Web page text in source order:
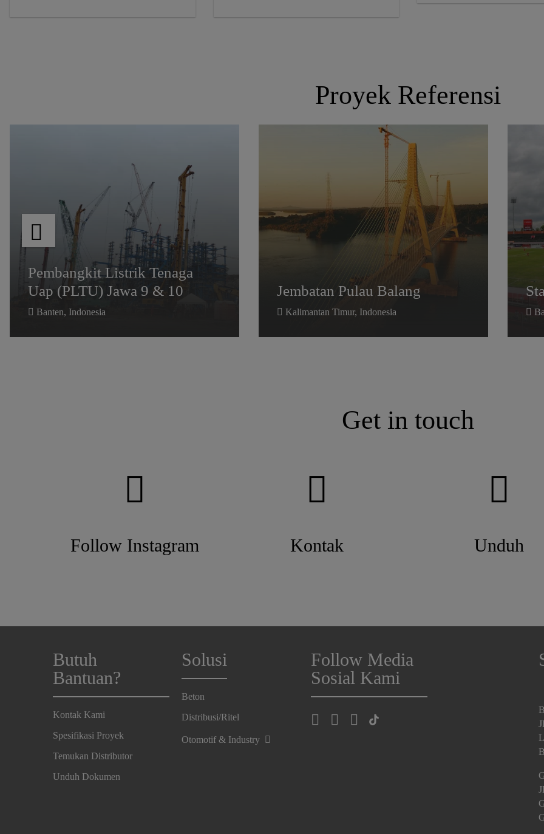
Proyek Referensi
Pembangkit Listrik Tenaga
Uap (PLTU) Jawa 9 & 10
Banten, Indonesia
Pembangkit Listrik Tenaga
Uap (PLTU) Jawa 9 & 10
Jembatan Pulau Balang
Kalimantan Timur, Indonesia
Jembatan Pulau Balang
Get in touch
Follow Instagram Kontak Unduh
Butuh
Bantuan?
Kontak Kami
Spesifikasi Proyek
Temukan Distributor
Unduh Dokumen
Solusi
Beton
Distribusi/Ritel
Otomotif & Industry
Follow Media
Sosial Kami